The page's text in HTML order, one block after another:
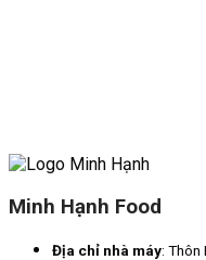
Minh Hạnh Food
Địa chỉ nhà máy: Thôn